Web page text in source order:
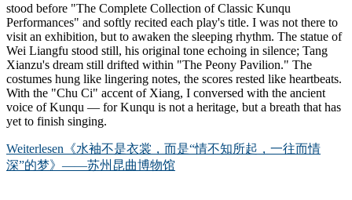
stood before "The Complete Collection of Classic Kunqu
Performances" and softly recited each play's title. I was not there to
visit an exhibition, but to awaken the sleeping rhythm. The statue of
Wei Liangfu stood still, his original tone echoing in silence; Tang
Xianzu's dream still drifted within "The Peony Pavilion." The
costumes hung like lingering notes, the scores rested like heartbeats.
With the "Chu Ci" accent of Xiang, I conversed with the ancient
voice of Kunqu — for Kunqu is not a heritage, but a breath that has
yet to finish singing.
Weiterlesen 《水袖不是衣裳，而是“情不知所起，一往而情
深”的梦》——苏州昆曲博物馆